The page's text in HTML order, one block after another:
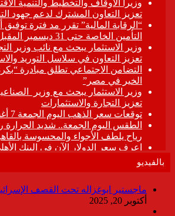
بالفيديو
ماجستير ابوغزاله تحت القصف
أكتوبر 20, 2025